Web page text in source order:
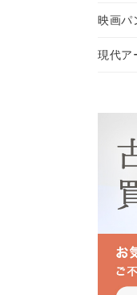
映画パ
現代ア